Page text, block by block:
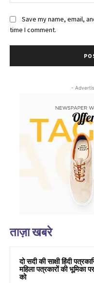
Save my name, email,
time I comment.
-
ताज़ा खबरे
दो सदी की साक्षी हिंदी
महिला पत्रकारों की भूमिका
को